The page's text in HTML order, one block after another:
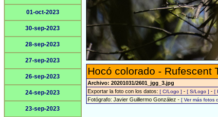
01-oct-2023
30-sep-2023
28-sep-2023
27-sep-2023
26-sep-2023
24-sep-2023
23-sep-2023
Hocó colorado - Rufescent
Archivo: 20201031/2601_jgg_3.jpg
Exportar la foto con los datos: [ C/Logo ] - [ S/Logo ] - [
Fotógrafo: Javier Guillermo González - [ Ver más fotos